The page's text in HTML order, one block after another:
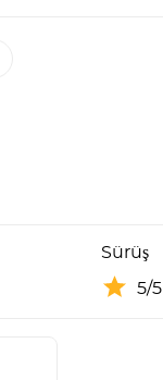
Sürüş
5/5